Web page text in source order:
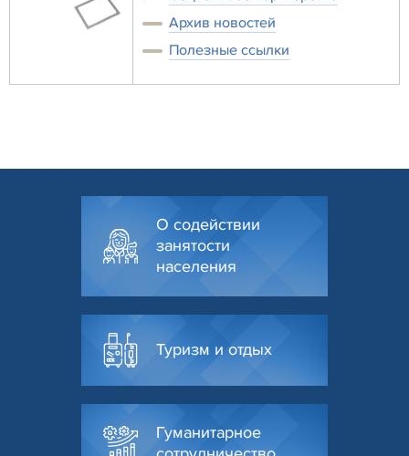
Архив новостей
Полезные ссылки
О содействии
занятости
населения
Туризм и отдых
Гуманитарное